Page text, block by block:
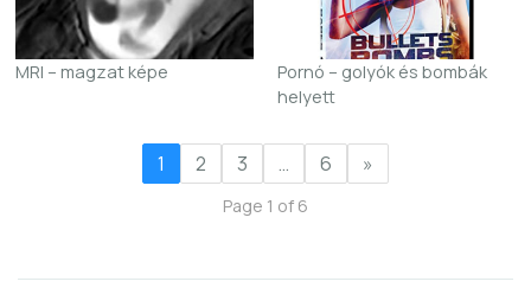
MRI – magzat képe
Pornó – golyók és bombák
helyett
1 2 3 … 6 »
Page 1 of 6